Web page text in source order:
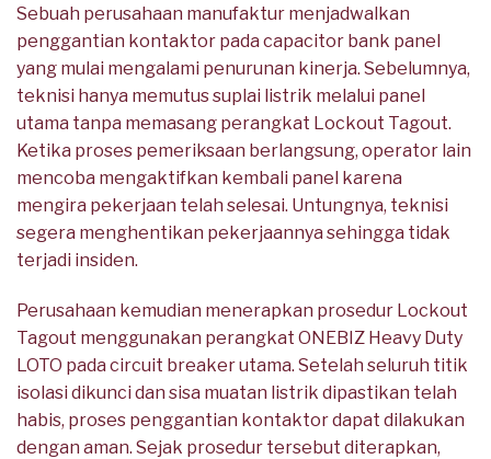
Sebuah perusahaan manufaktur menjadwalkan
penggantian kontaktor pada capacitor bank panel
yang mulai mengalami penurunan kinerja. Sebelumnya,
teknisi hanya memutus suplai listrik melalui panel
utama tanpa memasang perangkat Lockout Tagout.
Ketika proses pemeriksaan berlangsung, operator lain
mencoba mengaktifkan kembali panel karena
mengira pekerjaan telah selesai. Untungnya, teknisi
segera menghentikan pekerjaannya sehingga tidak
terjadi insiden.
Perusahaan kemudian menerapkan prosedur Lockout
Tagout menggunakan perangkat ONEBIZ Heavy Duty
LOTO pada circuit breaker utama. Setelah seluruh titik
isolasi dikunci dan sisa muatan listrik dipastikan telah
habis, proses penggantian kontaktor dapat dilakukan
dengan aman. Sejak prosedur tersebut diterapkan,